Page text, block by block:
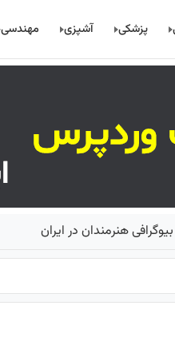
پزشکی آشپزی مهندسی
هنرمندان در ایران